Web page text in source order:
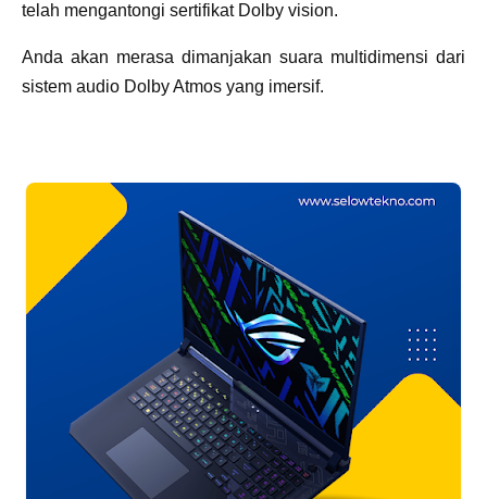
telah mengantongi sertifikat Dolby vision.
Anda akan merasa dimanjakan suara multidimensi dari
sistem audio Dolby Atmos yang imersif.